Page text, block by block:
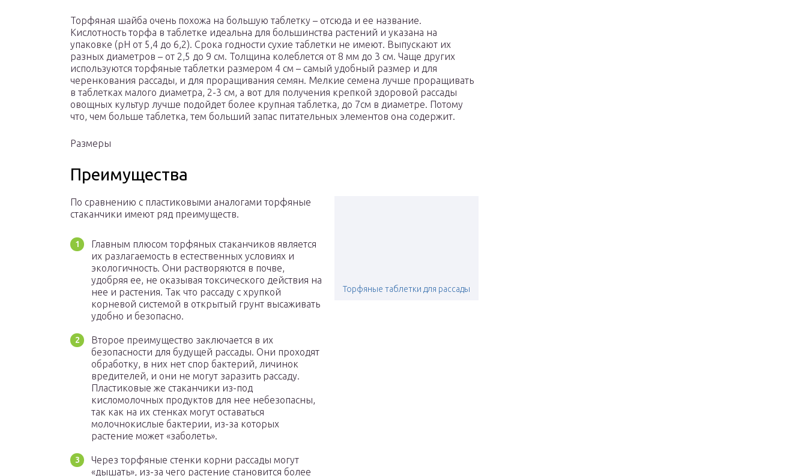
Торфяная шайба очень похожа на большую таблетку – отсюда и ее название.
Кислотность торфа в таблетке идеальна для большинства растений и указана на
упаковке (рН от 5,4 до 6,2). Срока годности сухие таблетки не имеют. Выпускают их
разных диаметров – от 2,5 до 9 см. Толщина колеблется от 8 мм до 3 см. Чаще других
используются торфяные таблетки размером 4 см – самый удобный размер и для
черенкования рассады, и для проращивания семян. Мелкие семена лучше проращивать
в таблетках малого диаметра, 2-3 см, а вот для получения крепкой здоровой рассады
овощных культур лучше подойдет более крупная таблетка, до 7см в диаметре. Потому
что, чем больше таблетка, тем больший запас питательных элементов она содержит.
Размеры
Преимущества
Торфяные таблетки для рассады
По сравнению с пластиковыми аналогами торфяные
стаканчики имеют ряд преимуществ.
Главным плюсом торфяных стаканчиков является
их разлагаемость в естественных условиях и
экологичность. Они растворяются в почве,
удобряя ее, не оказывая токсического действия на
нее и растения. Так что рассаду с хрупкой
корневой системой в открытый грунт высаживать
удобно и безопасно.
Второе преимущество заключается в их
безопасности для будущей рассады. Они проходят
обработку, в них нет спор бактерий, личинок
вредителей, и они не могут заразить рассаду.
Пластиковые же стаканчики из-под
кисломолочных продуктов для нее небезопасны,
так как на их стенках могут оставаться
молочнокислые бактерии, из-за которых
растение может «заболеть».
Через торфяные стенки корни рассады могут
«дышать», из-за чего растение становится более